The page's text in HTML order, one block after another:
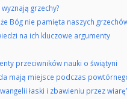
grzechy?
Bóg nie pamięta naszych
na ich kluczowe argumenty
przeciwników nauki o świątyni
mają miejsce podczas
łaski i zbawieniu przez